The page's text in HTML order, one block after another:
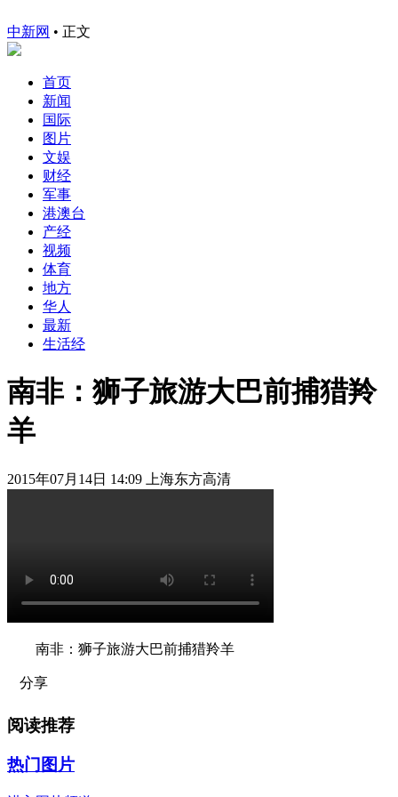
中新网 • 正文
首页
新闻
国际
图片
文娱
财经
军事
港澳台
产经
视频
体育
地方
华人
最新
生活经
南非：狮子旅游大巴前捕猎羚
羊
2015年07月14日 14:09 上海东方高清
南非：狮子旅游大巴前捕猎羚羊
分享
阅读推荐
热门图片